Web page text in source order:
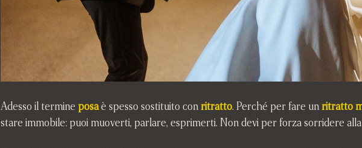
Adesso il termine posaè spesso sostituito con ritratto. Perché per fare un ritratto
stare immobile: puoi muoverti, parlare, esprimerti. Non devi per forza sorridere